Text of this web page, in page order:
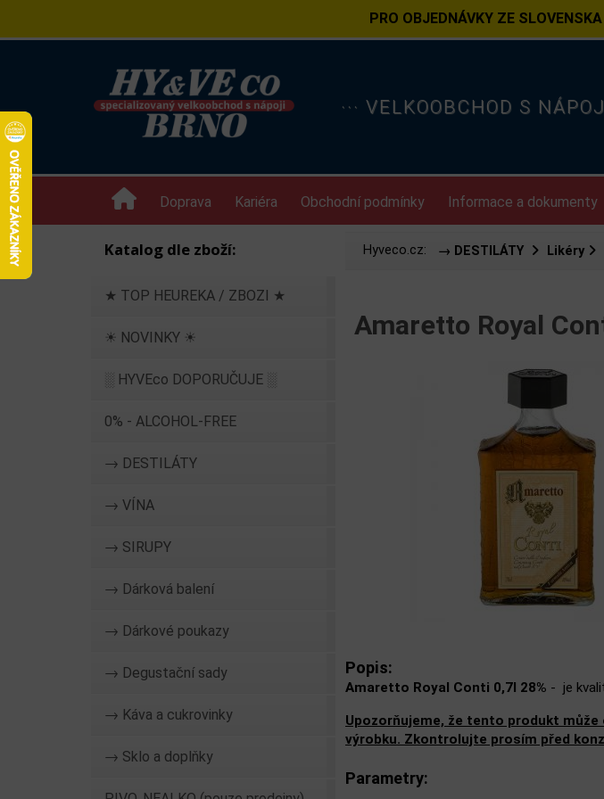
PRO OBJEDNÁVKY ZE
··· VELKOOBCHOD S
Doprava Kariéra Obchodní podmínky Informace a dokumenty
Katalog dle zboží:
★ TOP HEUREKA / ZBOZI ★
☀ NOVINKY ☀
░ HYVEco DOPORUČUJE ░
0% - ALCOHOL-FREE
→ DESTILÁTY
→ VÍNA
→ SIRUPY
→ Dárková balení
→ Dárkové poukazy
→ Degustační sady
→ Káva a cukrovinky
→ Sklo a doplňky
Hyveco.cz: → DESTILÁTY Likéry
Amaretto Royal
Popis:
Amaretto Royal Conti 0,7l 28% - je
Upozorňujeme, že tento produkt
výrobku. Zkontrolujte prosím před
Parametry: